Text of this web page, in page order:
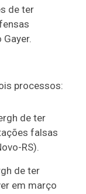
de ter
processos:
de ter
falsas
RS).
de ter
em março